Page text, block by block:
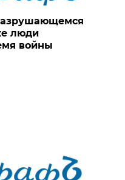
люди
войны